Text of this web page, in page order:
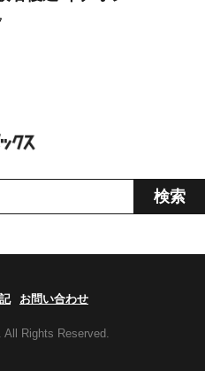
お問い合わせ
Rights Reserved.